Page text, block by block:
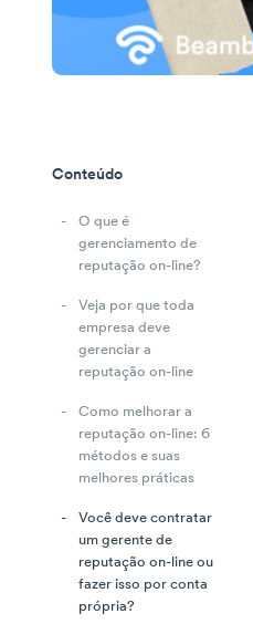
Conteúdo
O que é
gerenciamento de
reputação on-line?
Veja por que toda
empresa deve
gerenciar a
reputação on-line
Como melhorar a
reputação on-line: 6
métodos e suas
melhores práticas
Você deve contratar
um gerente de
reputação on-line ou
fazer isso por conta
própria?